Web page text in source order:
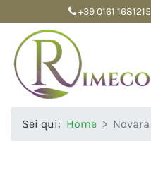
+39 0161 1681215
Sei qui: Home Novara